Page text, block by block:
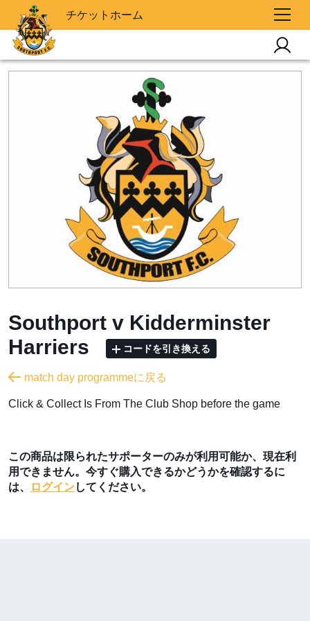
チケットホーム
Southport v Kidderminster
Harriers
コードを引き換える
match day programmeに戻る
​Click & Collect Is From The Club Shop before the game
この商品は限られたサポーターのみが利用可能か、現在利
用できません。今すぐ購入できるかどうかを確認するに
は、
ログインしてください。